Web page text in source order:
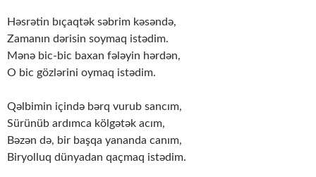
Həsrətin bıçaqtək səbrim kəsəndə,
Zamanın dərisin soymaq istədim.
Mənə bic-bic baxan fələyin hərdən,
O bic gözlərini oymaq istədim.
Qəlbimin içində bərq vurub sancım,
Sürünüb ardımca kölgətək acım,
Bəzən də, bir başqa yananda canım,
Biryolluq dünyadan qaçmaq istədim.